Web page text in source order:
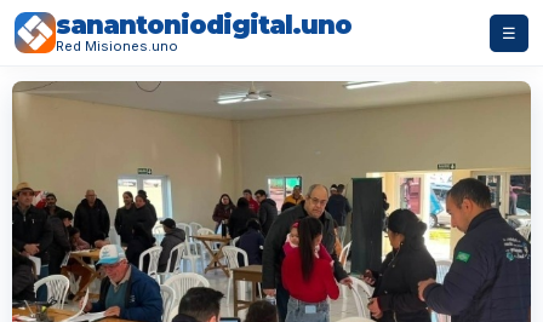
sanantoniodigital.uno
Red Misiones.uno
☰